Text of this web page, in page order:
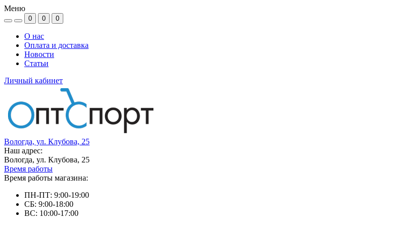
Меню
0 0 0
О нас
Оплата и доставка
Новости
Статьи
Личный кабинет
Вологда, ул. Клубова, 25
Наш адрес:
Вологда, ул. Клубова, 25
Время работы
Время работы магазина:
ПН-ПТ: 9:00-19:00
СБ: 9:00-18:00
ВС: 10:00-17:00